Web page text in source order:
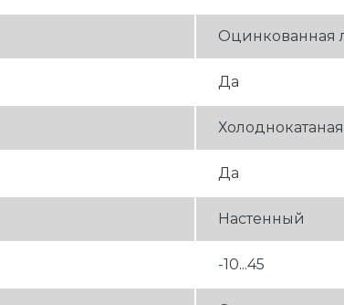
Оцинкованная
Да
Холоднокатаная
Да
Настенный
-10...45